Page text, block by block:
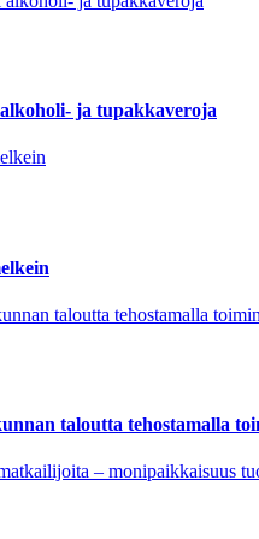
ja tupakkaveroja
taloutta tehostamalla